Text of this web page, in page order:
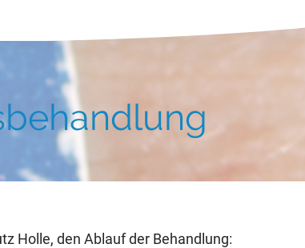
Holle, den Ablauf der Behandlung: